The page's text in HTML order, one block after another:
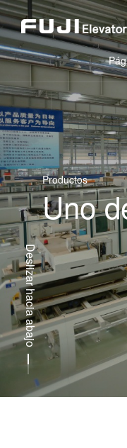
Productos
Uno
Deslizar hacia abajo